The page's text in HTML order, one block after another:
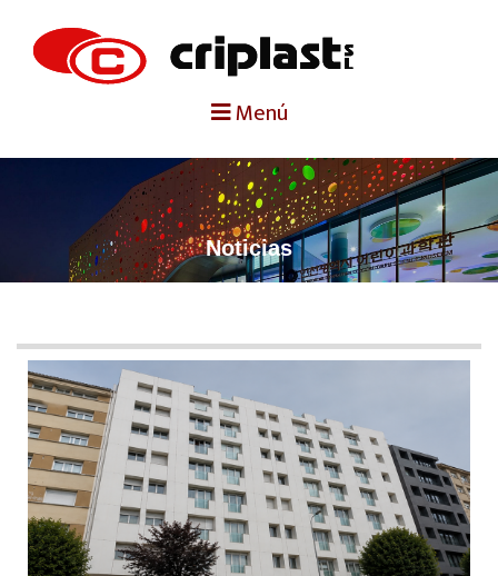
Menú
portada
criplast
productos
trabajos destacados
noticias
contacto
Noticias